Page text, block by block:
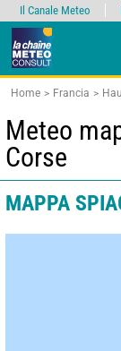
Home Francia
Meteo
Corse
MAPPA
Il Canale Meteo